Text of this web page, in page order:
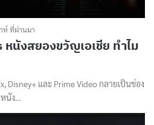
ห์ ที่ผ่านมา
นังสยองขวัญเอเชีย ทำไม
และ Prime Video กลายเป็นช่อง
นัง…